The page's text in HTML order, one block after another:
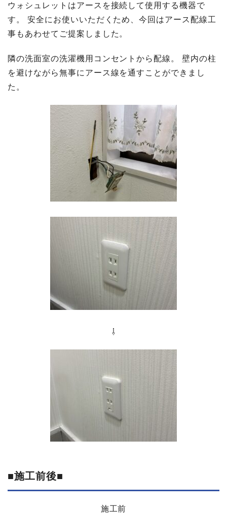
ウォシュレットはアースを接続して使用する機器で
す。 安全にお使いいただくため、今回はアース配線工
事もあわせてご提案しました。
隣の洗面室の洗濯機用コンセントから配線。 壁内の柱
を避けながら無事にアース線を通すことができまし
た。
⇩
■施工前後■
施工前